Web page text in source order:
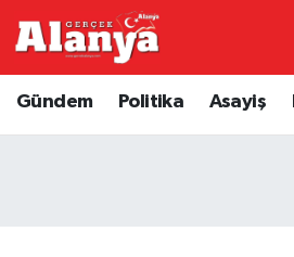
Gündem Politika Asayiş
Genel
Trafik Durumu